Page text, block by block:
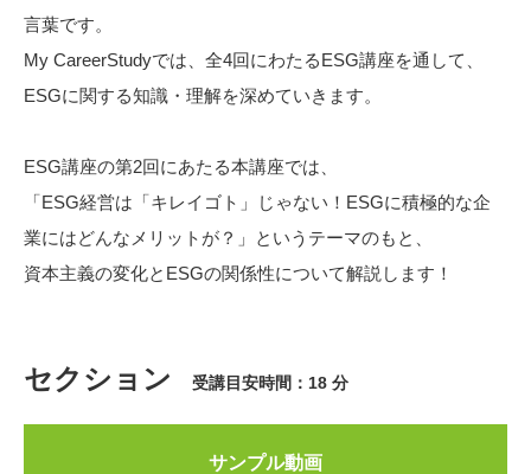
言葉です。
My CareerStudyでは、全4回にわたるESG講座を通して、
ESGに関する知識・理解を深めていきます。
ESG講座の第2回にあたる本講座では、
「ESG経営は「キレイゴト」じゃない！ESGに積極的な企
業にはどんなメリットが？」というテーマのもと、
資本主義の変化とESGの関係性について解説します！
セクション 受講目安時間：18 分
サンプル動画